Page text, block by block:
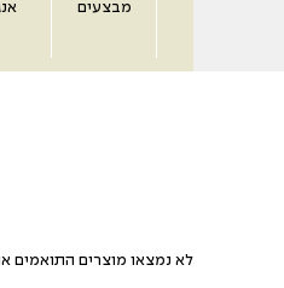
מבצעים
לא נמצאו מוצרים התואמים